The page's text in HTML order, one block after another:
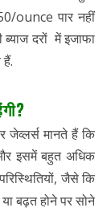
ounce पार नहीं
दरों में इजाफा
जेव्लर्स मानते हैं कि
इसमें बहुत अधिक
जैसे कि
बढ़त होने पर सोने